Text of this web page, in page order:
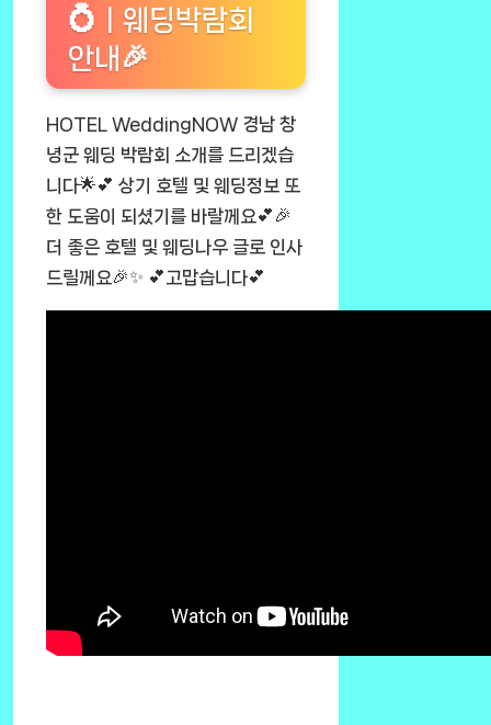
💍ㅣ웨딩박람회
안내🎉
HOTEL WeddingNOW 경남 창
녕군 웨딩 박람회 소개를 드리겠습
니다🌟💕 상기 호텔 및 웨딩정보 또
한 도움이 되셨기를 바랄께요💕🎉
더 좋은 호텔 및 웨딩나우 글로 인사
드릴께요🎉✨ 💕고맙습니다💕